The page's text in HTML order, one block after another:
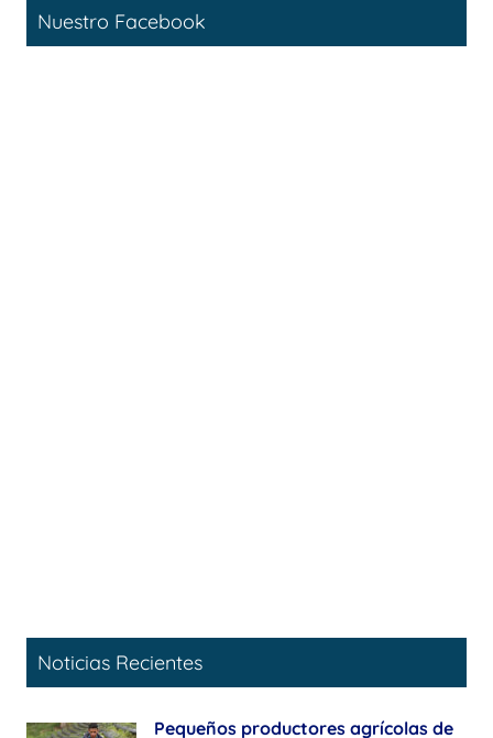
Nuestro Facebook
Noticias Recientes
Pequeños productores agrícolas de